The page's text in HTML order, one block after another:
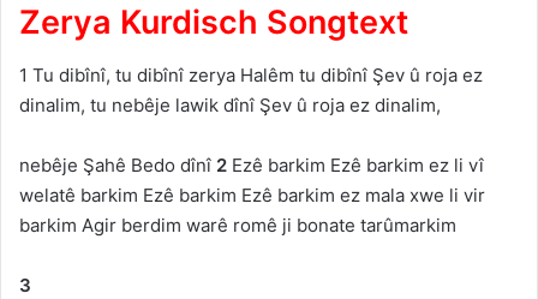
Zerya Kurdisch Songtext
1 Tu dibînî, tu dibînî zerya Halêm tu dibînî Şev û roja ez
dinalim, tu nebêje lawik dînî Şev û roja ez dinalim,
nebêje Şahê Bedo dînî 2 Ezê barkim Ezê barkim ez li vî
welatê barkim Ezê barkim Ezê barkim ez mala xwe li vir
barkim Agir berdim warê romê ji bonate tarûmarkim
3